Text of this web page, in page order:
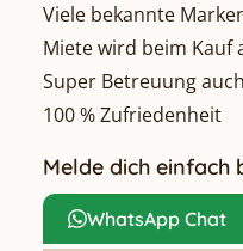
Viele bekannte
Miete wird beim Kauf
Super Betreuung
100 % Zufriedenheit
Melde dich einfach
WhatsApp Chat